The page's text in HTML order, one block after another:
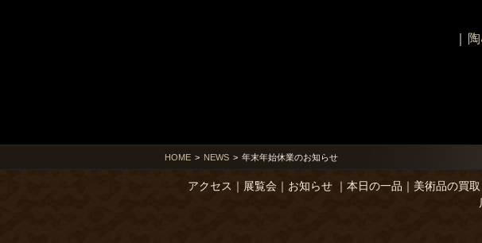
HOME > NEWS > 年末年始休業のお知らせ
アクセス 展覧会｜ お知らせ｜ 本日の一品 美術品の買取